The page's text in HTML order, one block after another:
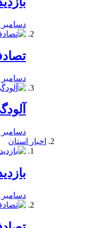
دسامبر 24, 2019
دسامبر 24, 2019
دسامبر 24, 2019
اخبار استان
دسامبر 24, 2019